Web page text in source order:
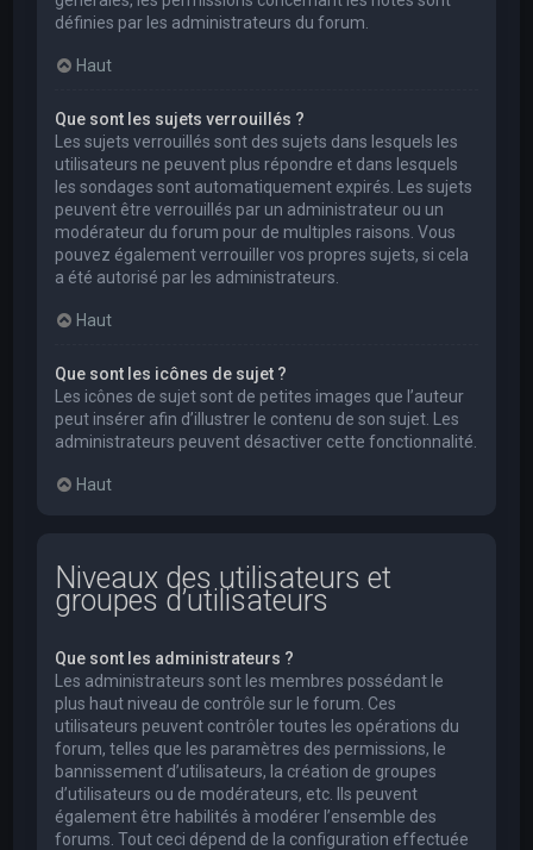
définies par les administrateurs du forum.
Haut
Que sont les sujets verrouillés ?
Les sujets verrouillés sont des sujets dans lesquels les
utilisateurs ne peuvent plus répondre et dans lesquels
les sondages sont automatiquement expirés. Les sujets
peuvent être verrouillés par un administrateur ou un
modérateur du forum pour de multiples raisons. Vous
pouvez également verrouiller vos propres sujets, si cela
a été autorisé par les administrateurs.
Haut
Que sont les icônes de sujet ?
Les icônes de sujet sont de petites images que l’auteur
peut insérer afin d’illustrer le contenu de son sujet. Les
administrateurs peuvent désactiver cette fonctionnalité.
Haut
Niveaux des utilisateurs et
groupes d’utilisateurs
Que sont les administrateurs ?
Les administrateurs sont les membres possédant le
plus haut niveau de contrôle sur le forum. Ces
utilisateurs peuvent contrôler toutes les opérations du
forum, telles que les paramètres des permissions, le
bannissement d’utilisateurs, la création de groupes
d’utilisateurs ou de modérateurs, etc. Ils peuvent
également être habilités à modérer l’ensemble des
forums. Tout ceci dépend de la configuration effectuée